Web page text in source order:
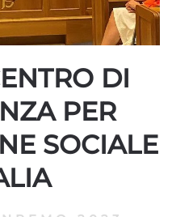
DI
PER
SOCIALE